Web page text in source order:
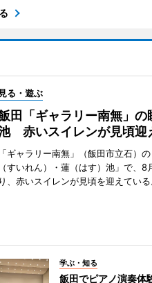
見る・遊ぶ
田「ギャラリー南無」の
赤いスイレンが見頃迎
「ギャラリー南無」（飯田市立石）
（すいれん）・蓮（はす）池」で、8
り、赤いスイレンが見頃を迎えている
学ぶ・知る
飯田でピアノ演奏